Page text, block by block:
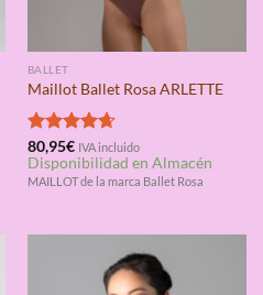
BALLET
Maillot Ballet Rosa ARLETTE
Valorado
con4.67
de 5
80,95€ IVA incluido
Disponibilidad en Almacén
MAILLOT de la marca Ballet Rosa